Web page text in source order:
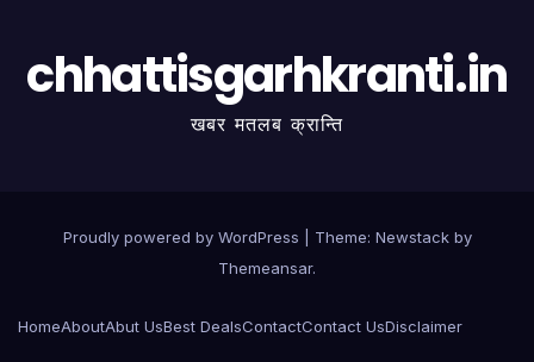
chhattisgarhkranti.in
खबर मतलब क्रान्ति
Proudly powered by WordPress Theme: Newstackby
Themeansar.
HomeAboutAbut UsBest DealsContactContact UsDisclaimer